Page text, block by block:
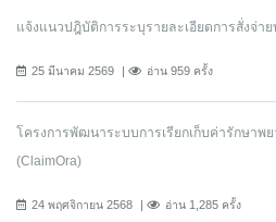
แจ้งแนวปฎิบัติการระบุรายละเอียดการสั่งจ่า
25 มีนาคม 2569 อ่าน 959 ครั้ง
โครงการพัฒนาระบบการเรียกเก็บค่ารักษาพ
(ClaimOra)
24 พฤศจิกายน 2568 อ่าน 1,285 ครั้ง